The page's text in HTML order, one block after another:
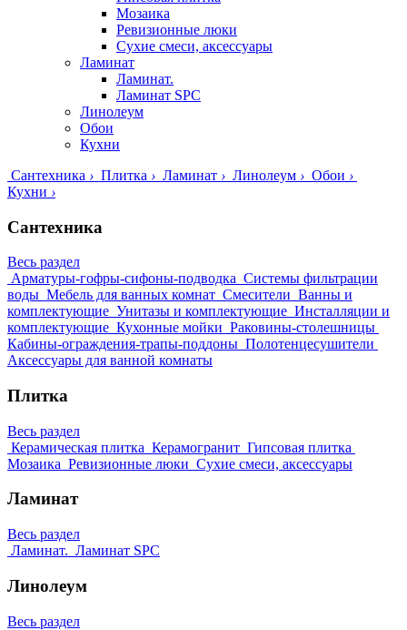
Мозаика
Ревизионные люки
Сухие смеси, аксессуары
Ламинат
Ламинат.
Ламинат SPC
Линолеум
Обои
Кухни
Сантехника › Плитка › Ламинат › Линолеум › Обои ›
Кухни ›
Сантехника
Весь раздел
Арматуры-гофры-сифоны-подводка Системы фильтрации
воды Мебель для ванных комнат Смесители Ванны и
комплектующие Унитазы и комплектующие Инсталляции и
комплектующие Кухонные мойки Раковины-столешницы
Кабины-ограждения-трапы-поддоны Полотенцесушители
Аксессуары для ванной комнаты
Плитка
Весь раздел
Керамическая плитка Керамогранит Гипсовая плитка
Мозаика Ревизионные люки Сухие смеси, аксессуары
Ламинат
Весь раздел
Ламинат. Ламинат SPC
Линолеум
Весь раздел